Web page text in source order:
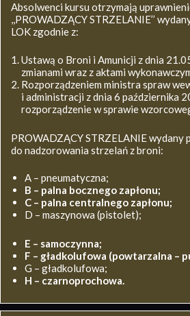
Absolwenci kursu otrzymają
,,PROWADZĄCY STRZELANIE’’
LOK zgodnie z:
Ustawą o Broni i Amunicji z dnia
zmianami wraz z aktami
Rozporządzeniem ministra spraw
i administracji z dnia 6 października
rozporządzenie w sprawie
PROWADZĄCY STRZELANIE wydany
do nadzorowania strzelań z broni:
A – pneumatyczna;
B – palna bocznego zapłonu;
C – palna centralnego zapłonu;
D – maszynowa (pistolet);
E – samoczynna;
F – gładkolufowa (powtarzalna –
G – gładkolufowa;
H – czarnoprochowa.